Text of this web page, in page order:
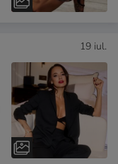
19 iul.